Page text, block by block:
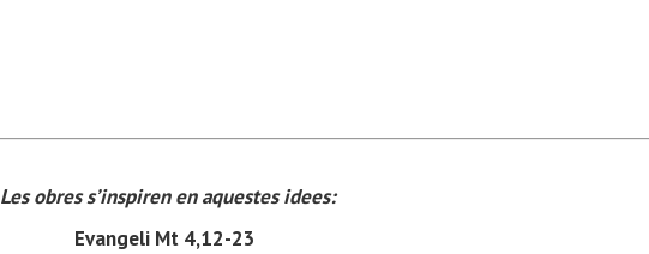
Les obres s’inspiren en aquestes idees:
Evangeli Mt 4,12-23